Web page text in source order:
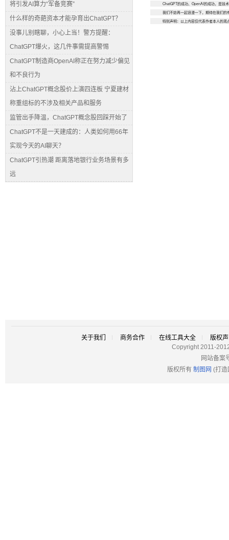
将引发AI算力“军备竞赛”
什么样的奇葩资本才能孕育出ChatGPT？
没事儿别瞎聊，小心上当！警方提醒：
ChatGPT爆火，这几件事需提高警惕
ChatGPT制造商OpenAI称正在努力减少偏见
和不良行为
沾上ChatGPT概念股价上演四连板 宁夏建材
称重组标的不涉及相关产品和服务
监管出手降温，ChatGPT概念股回踩开始了
ChatGPT不是一天建成的：人类如何用66年
实现今天的AI聊天？
ChatGPT引热潮 距离落地银行业务场景有多
远
ChatGPT的成功、OpenAI的成功，是技
我们不妨再一起浪漫一下，期待在我们
特别声明：以上内容仅代表作者本人的
关于我们 商务合作 在线工具大全
版权
Copyright 2011-
网站备案
版权所有 制图网 (打造